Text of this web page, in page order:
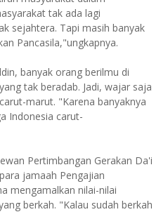
tak ada lagi
sejahtera. Tapi masih banyak
Pancasila,"ungkapnya.
banyak orang berilmu di
tak beradab. Jadi, wajar saja
marut. "Karena banyaknya
Indonesia carut-
Pertimbangan Gerakan Da'i
jamaah Pengajian
mengamalkan nilai-nilai
berkah. "Kalau sudah berkah